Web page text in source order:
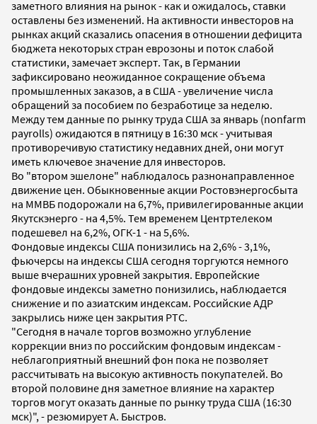
заметного влияния на рынок - как и ожидалось, ставки
оставлены без изменений. На активности инвесторов на
рынках акций сказались опасения в отношении дефицита
бюджета некоторых стран еврозоны и поток слабой
статистики, замечает эксперт. Так, в Германии
зафиксировано неожиданное сокращение объема
промышленных заказов, а в США - увеличение числа
обращений за пособием по безработице за неделю.
Между тем данные по рынку труда США за январь (nonfarm
payrolls) ожидаются в пятницу в 16:30 мск - учитывая
противоречивую статистику недавних дней, они могут
иметь ключевое значение для инвесторов.
Во "втором эшелоне" наблюдалось разнонаправленное
движение цен. Обыкновенные акции Ростовэнергосбыта
на ММВБ подорожали на 6,7%, привилегированные акции
Якутскэнерго - на 4,5%. Тем временем Центртелеком
подешевел на 6,2%, ОГК-1 - на 5,6%.
Фондовые индексы США понизились на 2,6% - 3,1%,
фьючерсы на индексы США сегодня торгуются немного
выше вчерашних уровней закрытия. Европейские
фондовые индексы заметно понизились, наблюдается
снижение и по азиатским индексам. Российские АДР
закрылись ниже цен закрытия РТС.
"Сегодня в начале торгов возможно углубление
коррекции вниз по российским фондовым индексам -
неблагоприятный внешний фон пока не позволяет
рассчитывать на высокую активность покупателей. Во
второй половине дня заметное влияние на характер
торгов могут оказать данные по рынку труда США (16:30
мск)", - резюмирует А. Быстров.